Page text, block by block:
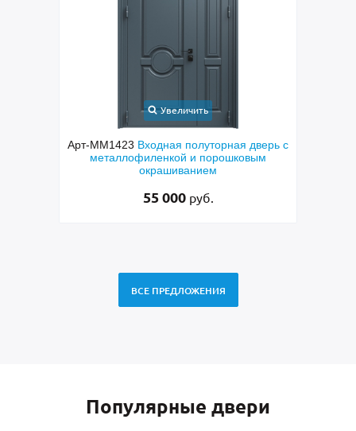
Увеличить
Арт-ММ1423 Входная полуторная дверь с
металлофиленкой и порошковым
окрашиванием
55 000 руб.
ВСЕ ПРЕДЛОЖЕНИЯ
Популярные двери